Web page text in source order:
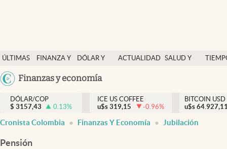
ÚLTIMAS
NOTICIAS
FINANZA Y
DÓLAR Y
ACTUALIDAD SALUD Y
México
USA
Finanzas y economía
Salud y nutrición
Vida espiritual
Actualidad
DÓLAR/COP
$ 3157,43 0.13%
ICE US COFFEE
u$s 319,15 -0.96%
BITCOIN USD
u$s
Cronista Colombia Finanzas Y Economía Jubilación
Pensión